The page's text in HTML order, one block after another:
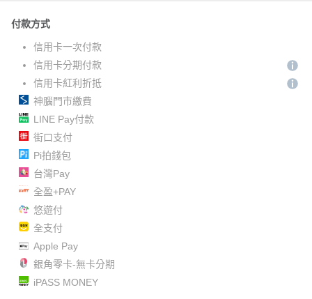
付款方式
信用卡一次付款
信用卡分期付款
信用卡紅利折抵
神腦門市繳費
LINE Pay付款
街口支付
Pi拍錢包
台灣Pay
全盈+PAY
悠遊付
全支付
Apple Pay
銀角零卡-無卡分期
iPASS MONEY